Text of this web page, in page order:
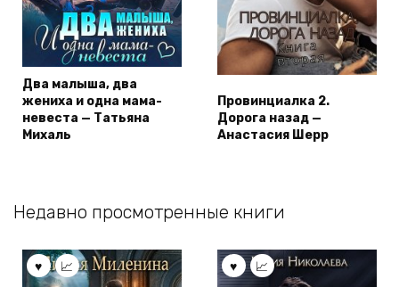
Два малыша, два
жениха и одна мама-
невеста — Татьяна
Михаль
Провинциалка 2.
Дорога назад —
Анастасия Шерр
Недавно просмотренные книги